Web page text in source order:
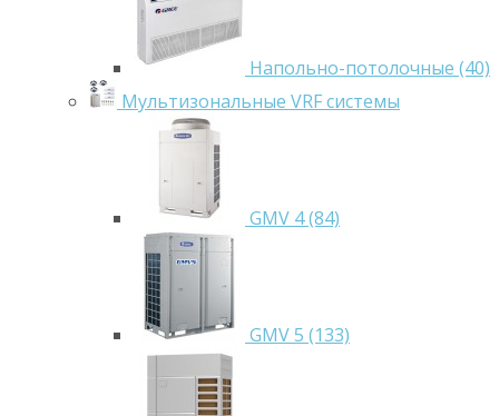
Напольно-потолочные (40)
Мультизональные VRF системы
GMV 4 (84)
GMV 5 (133)